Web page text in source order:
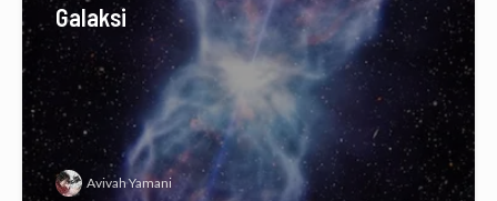
Galaksi
Avivah Yamani